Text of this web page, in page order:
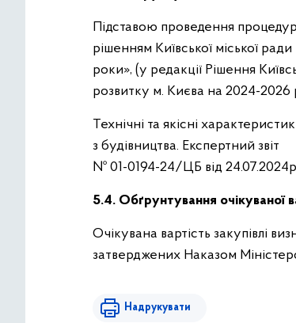
Підставою проведення
рішенням Київської міської
роки», (у редакції Рішення
розвитку м. Києва на 2024-2026
Технічні та якісні
з будівництва. Експертний звіт
№ 01-0194-24/ЦБ від
5.4. Обґрунтування очікуваної
Очікувана вартість закупівлі
затверджених Наказом
Надрукувати